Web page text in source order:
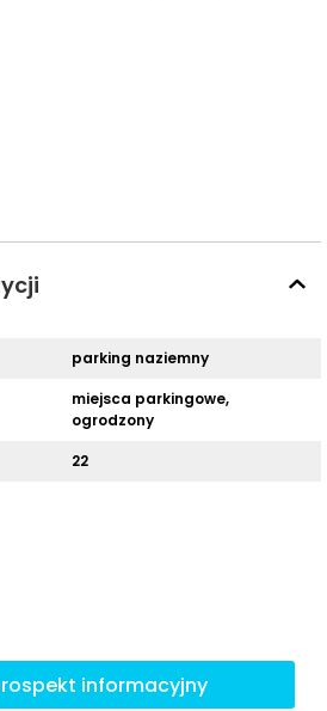
parking naziemny
miejsca parkingowe,
ogrodzony
22
informacyjny